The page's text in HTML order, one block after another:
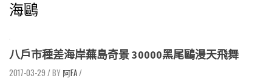
海鷗
八戶市種差海岸蕪島奇景 30000黑尾鷗漫天飛舞
2017-03-29 / 阿FA/